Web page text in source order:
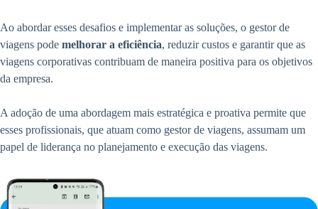
Ao abordar esses desafios e implementar as soluções, o gestor de
viagens pode melhorar a eficiência, reduzir custos e garantir que as
viagens corporativas contribuam de maneira positiva para os objetivos
da empresa.
A adoção de uma abordagem mais estratégica e proativa permite que
esses profissionais, que atuam como gestor de viagens, assumam um
papel de liderança no planejamento e execução das viagens.